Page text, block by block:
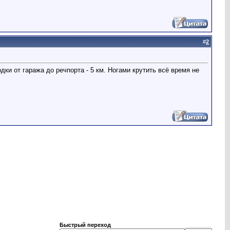
#2
от гаража до речпорта - 5 км. Ногами крутить всё время не
Быстрый переход